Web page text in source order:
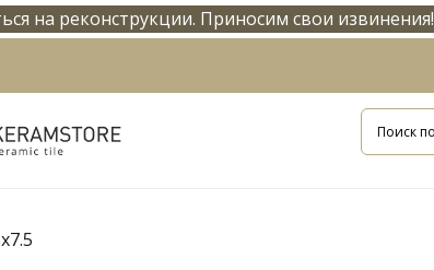
на реконструкции. Приносим свои извинения!